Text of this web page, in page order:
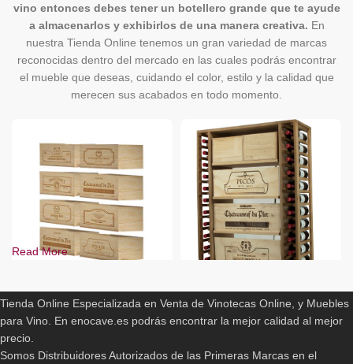
vino entonces debes tener un botellero grande que te ayude
a almacenarlos y exhibirlos de una manera creativa. En
nuestra Tienda Online tenemos un gran variedad de marcas
reconocidas dentro del mercado en las cuales podrás encontrar
el mueble que deseas, cuidando el color, estilo y la calidad que
merecen sus acabados en todo momento.
260,00€
BLANCO
PINO
Mueble Botellero con cajas
Read More
Tienda Online Especializada en Venta de Vinotecas Online, y Muebles
para Vino. En enocave.es podrás encontrar la mejor calidad al mejor
precio.
Somos Distribuidores Autorizados de las Primeras Marcas en el